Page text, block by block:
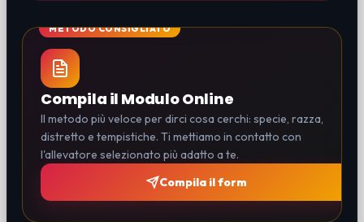
Compila il Modulo Online
Il metodo più veloce per dirci cosa cerchi: specie, razza,
distretto e tempistiche. Ti mettiamo in contatto con
l'allevatore selezionato più adatto a te.
Compila il form